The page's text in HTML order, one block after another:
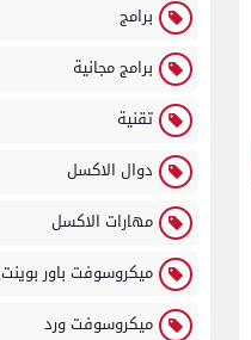
برامج
برامج مجانية
تقنية
دوال الاكسل
مهارات الاكسل
ميكروسوفت باور بوينت
ميكروسوفت ورد